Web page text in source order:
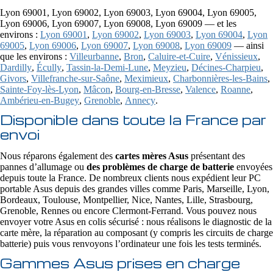
Lyon 69001, Lyon 69002, Lyon 69003, Lyon 69004, Lyon 69005,
Lyon 69006, Lyon 69007, Lyon 69008, Lyon 69009 — et les
environs : Lyon 69001 , Lyon 69002, Lyon 69003, Lyon 69004, Lyon
69005, Lyon 69006, Lyon 69007, Lyon 69008, Lyon 69009 — ainsi
que les environs : Villeurbanne, Bron, Caluire-et-Cuire, Vénissieux,
Dardilly, Écully, Tassin-la-Demi-Lune, Meyzieu, Décines-Charpieu,
Givors, Villefranche-sur-Saône, Meximieux, Charbonnières-les-Bains,
Sainte-Foy-lès-Lyon, Mâcon, Bourg-en-Bresse, Valence, Roanne,
Ambérieu-en-Bugey, Grenoble, Annecy.
Disponible dans toute la France par
envoi
Nous réparons également des cartes mères Asus présentant des
pannes d’allumage ou des problèmes de charge de batterie envoyées
depuis toute la France. De nombreux clients nous expédient leur PC
portable Asus depuis des grandes villes comme Paris, Marseille, Lyon,
Bordeaux, Toulouse, Montpellier, Nice, Nantes, Lille, Strasbourg,
Grenoble, Rennes ou encore Clermont-Ferrand. Vous pouvez nous
envoyer votre Asus en colis sécurisé : nous réalisons le diagnostic de la
carte mère, la réparation au composant (y compris les circuits de charge
batterie) puis vous renvoyons l’ordinateur une fois les tests terminés.
Gammes Asus prises en charge